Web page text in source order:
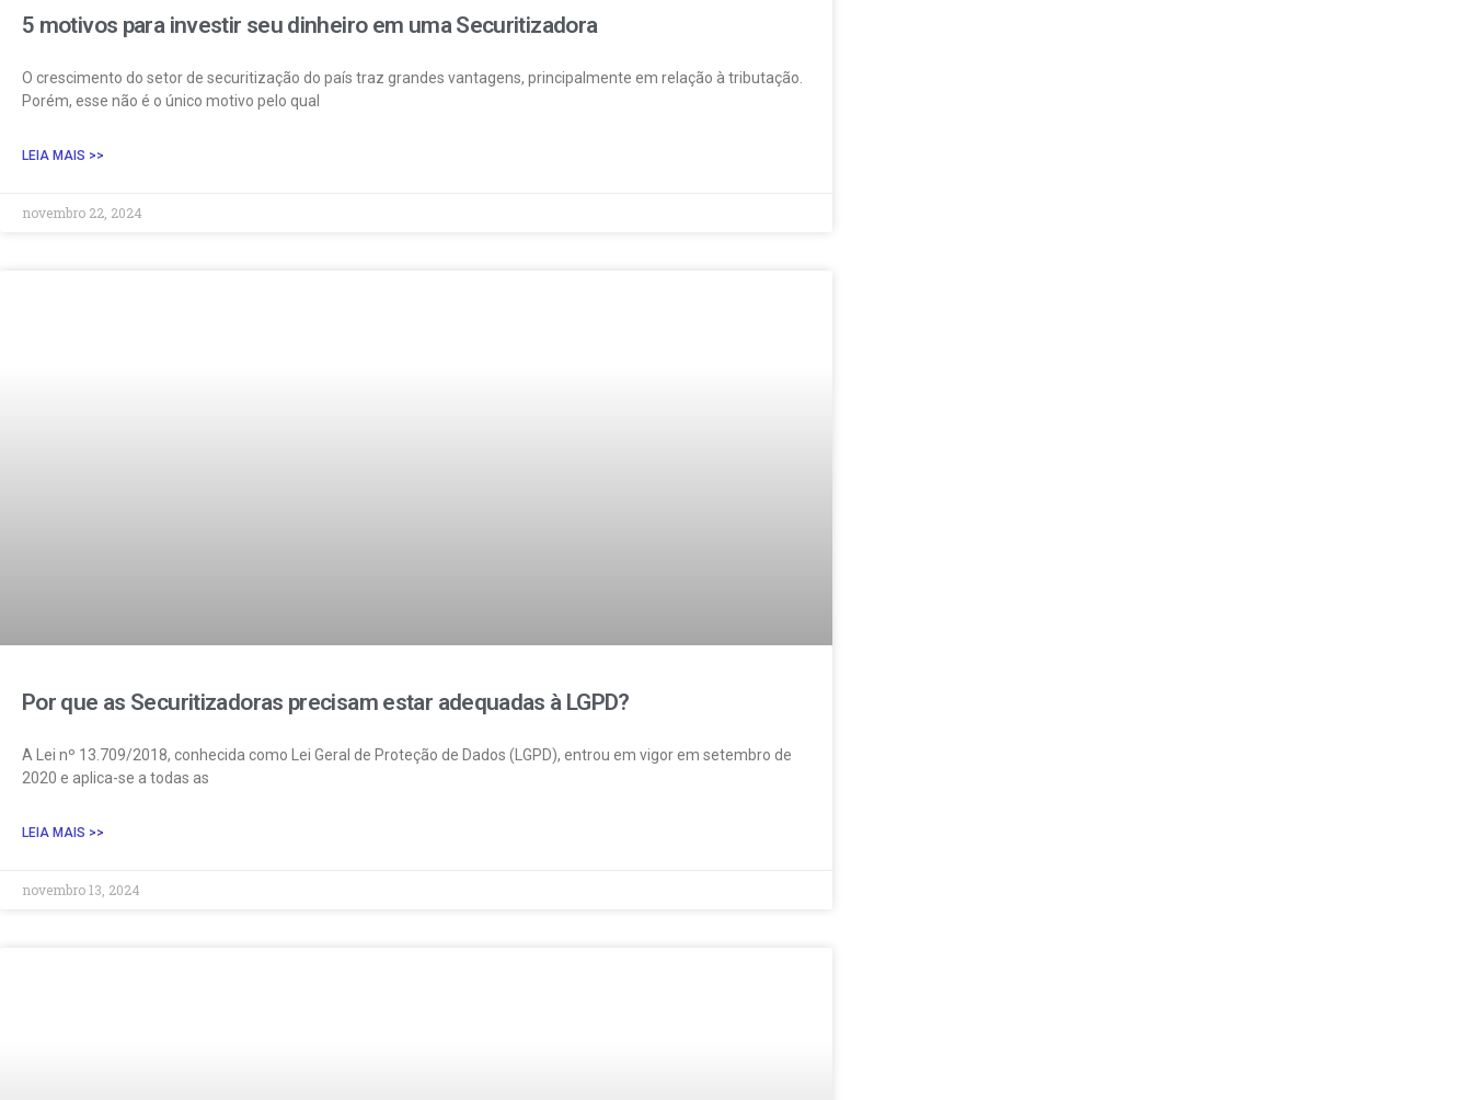
5 motivos para investir seu dinheiro em uma Securitizadora
O crescimento do setor de securitização do país traz grandes vantagens, principalmente em relação à tributação.
Porém, esse não é o único motivo pelo qual
LEIA MAIS >>
novembro 22, 2024
Por que as Securitizadoras precisam estar adequadas à LGPD?
A Lei nº 13.709/2018, conhecida como Lei Geral de Proteção de Dados (LGPD), entrou em vigor em setembro de
2020 e aplica-se a todas as
LEIA MAIS >>
novembro 13, 2024